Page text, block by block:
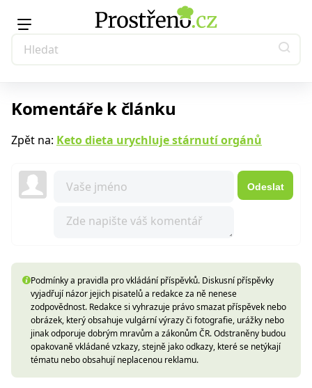
Komentáře k článku
Zpět na: Keto dieta urychluje stárnutí orgánů
Odeslat
Podmínky a pravidla pro vkládání příspěvků. Diskusní příspěvky
vyjadřují názor jejich pisatelů a redakce za ně nenese
zodpovědnost. Redakce si vyhrazuje právo smazat příspěvek nebo
obrázek, který obsahuje vulgární výrazy či fotografie, urážky nebo
jinak odporuje dobrým mravům a zákonům ČR. Odstraněny budou
opakovaně vkládané vzkazy, stejně jako odkazy, které se netýkají
tématu nebo obsahují neplacenou reklamu.